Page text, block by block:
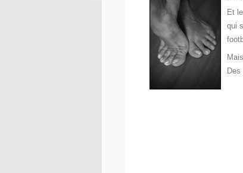
Et
qui
Des